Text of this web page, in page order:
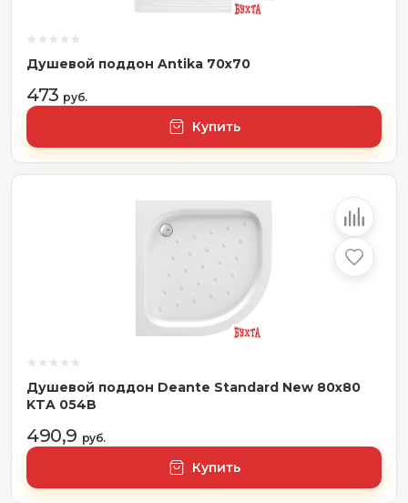
Душевой поддон Antika 70x70
473 руб.
Купить
Душевой поддон Deante Standard New 80x80
KTA 054B
490,9 руб.
Купить